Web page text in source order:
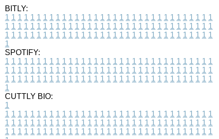
BITLY:
1 1 1 1 1 1 1 1 1 1 1 1 1 1 1 1 1 1 1 1 1 1 1 1 1 1 1 1 1 1 1 1 1
1 1 1 1 1 1 1 1 1 1 1 1 1 1 1 1 1 1 1 1 1 1 1 1 1 1 1 1 1 1 1 1 1
1 1 1 1 1 1 1 1 1 1 1 1 1 1 1 1 1 1 1 1 1 1 1 1 1 1 1 1 1 1 1 1 1
1
SPOTIFY:
1 1 1 1 1 1 1 1 1 1 1 1 1 1 1 1 1 1 1 1 1 1 1 1 1 1 1 1 1 1 1 1 1
1 1 1 1 1 1 1 1 1 1 1 1 1 1 1 1 1 1 1 1 1 1 1 1 1 1 1 1 1 1 1 1 1
1 1 1 1 1 1 1 1 1 1 1 1 1 1 1 1 1 1 1 1 1 1 1 1 1 1 1 1 1 1 1 1 1
1
CUTTLY BIO:
1
1 1 1 1 1 1 1 1 1 1 1 1 1 1 1 1 1 1 1 1 1 1 1 1 1 1 1 1 1 1 1 1 1
1 1 1 1 1 1 1 1 1 1 1 1 1 1 1 1 1 1 1 1 1 1 1 1 1 1 1 1 1 1 1 1 1
1 1 1 1 1 1 1 1 1 1 1 1 1 1 1 1 1 1 1 1 1 1 1 1 1 1 1 1 1 1 1 1 1